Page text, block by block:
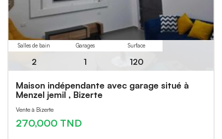
Salles de bain
2
Garages
1
Surface
120
Maison indépendante avec garage situé à
Menzel jemil , Bizerte
Vente à Bizerte
270,000 TND